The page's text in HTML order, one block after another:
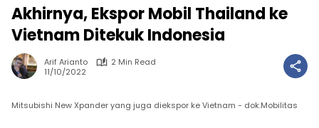
Akhirnya, Ekspor Mobil Thailand ke
Vietnam Ditekuk Indonesia
Arif Arianto
2 Min Read
11/10/2022
Mitsubishi New Xpander yang juga diekspor ke Vietnam - dok.Mobilitas